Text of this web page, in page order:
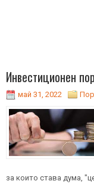
Инвестиционен
май 31, 2022
за които става дума,